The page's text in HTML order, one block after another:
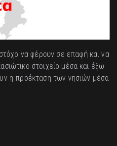
να φέρουν σε επαφή και να
στοιχείο μέσα και έξω
η προέκταση των νησιών μέσα